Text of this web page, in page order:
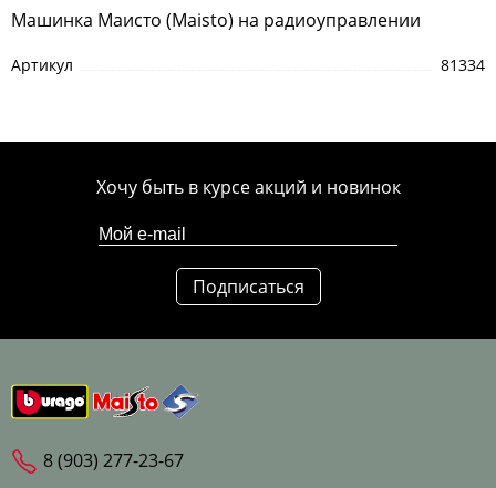
Машинка Маисто (Maisto) на радиоуправлении
Артикул 81334
Хочу быть в курсе акций и новинок
Подписаться
8 (903) 277-23-67